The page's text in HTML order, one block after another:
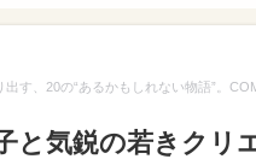
す、20の“あるかもしれない物語”。
と気鋭の若きクリ